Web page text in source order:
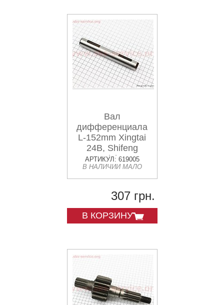
Вал
дифференциала
L-152mm Xingtai
24B, Shifeng
244,Taishan 25
(12.37.145)
АРТИКУЛ: 619005
В НАЛИЧИИ МАЛО
307 грн.
В КОРЗИНУ